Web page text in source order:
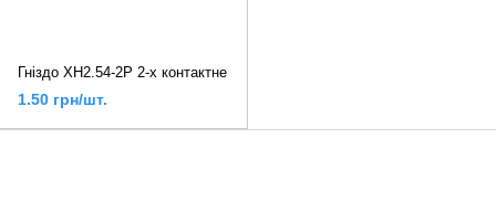
Гніздо XH2.54-2P 2-х контактне
1.50 грн/шт.